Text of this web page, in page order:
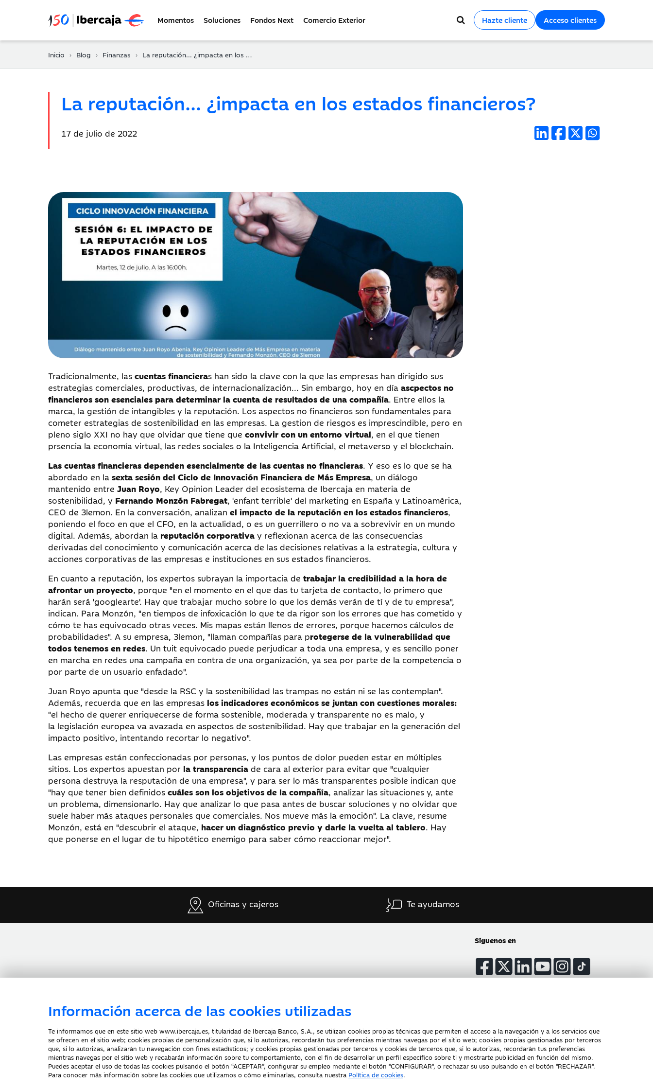
Momentos Soluciones Fondos Next Comercio Exterior Hazte cliente Acceso clientes
Inicio Blog Finanzas La reputación... ¿impacta en los estados financieros?
La reputación... ¿impacta en los estados financieros?
Fecha
17 de julio de 2022
Tradicionalmente, las cuentas financieras han sido la clave con la que las empresas han dirigido sus
estrategias comerciales, productivas, de internacionalización... Sin embargo, hoy en día ascpectos no
financieros son esenciales para determinar la cuenta de resultados de una compañía. Entre ellos la
marca, la gestión de intangibles y la reputación. Los aspectos no financieros son fundamentales para
cometer estrategias de sostenibilidad en las empresas. La gestion de riesgos es imprescindible, pero en
pleno siglo XXI no hay que olvidar que tiene que convivir con un entorno virtual, en el que tienen
prsencia la economía virtual, las redes sociales o la Inteligencia Artificial, el metaverso y el blockchain.
Las cuentas financieras dependen esencialmente de las cuentas no financieras. Y eso es lo que se ha
abordado en la sexta sesión del Ciclo de Innovación Financiera de Más Empresa, un diálogo
mantenido entre Juan Royo, Key Opinion Leader del ecosistema de Ibercaja en materia de
sostenibilidad, y Fernando Monzón Fabregat, 'enfant terrible' del marketing en España y Latinoamérica,
CEO de 3lemon. En la conversación, analizan el impacto de la reputación en los estados financieros,
poniendo el foco en que el CFO, en la actualidad, o es un guerrillero o no va a sobrevivir en un mundo
digital. Además, abordan la reputación corporativa y reflexionan acerca de las consecuencias
derivadas del conocimiento y comunicación acerca de las decisiones relativas a la estrategia, cultura y
acciones corporativas de las empresas e instituciones en sus estados financieros.
En cuanto a reputación, los expertos subrayan la importacia de trabajar la credibilidad a la hora de
afrontar un proyecto, porque "en el momento en el que das tu tarjeta de contacto, lo primero que
harán será 'googlearte'. Hay que trabajar mucho sobre lo que los demás verán de tí y de tu empresa",
indican. Para Monzón, "en tiempos de infoxicación lo que te da rigor son los errores que has cometido y
cómo te has equivocado otras veces. Mis mapas están llenos de errores, porque hacemos cálculos de
probabilidades". A su empresa, 3lemon, "llaman compañías para protegerse de la vulnerabilidad que
todos tenemos en redes. Un tuit equivocado puede perjudicar a toda una empresa, y es sencillo poner
en marcha en redes una campaña en contra de una organización, ya sea por parte de la competencia o
por parte de un usuario enfadado".
Juan Royo apunta que "desde la RSC y la sostenibilidad las trampas no están ni se las contemplan".
Además, recuerda que en las empresas los indicadores económicos se juntan con cuestiones morales:
"el hecho de querer enriquecerse de forma sostenible, moderada y transparente no es malo, y
la legislación europea va avazada en aspectos de sostenibilidad. Hay que trabajar en la generación del
impacto positivo, intentando recortar lo negativo".
Las empresas están confeccionadas por personas, y los puntos de dolor pueden estar en múltiples
sitios. Los expertos apuestan por la transparencia de cara al exterior para evitar que "cualquier
persona destruya la resputación de una empresa", y para ser lo más transparentes posible indican que
"hay que tener bien definidos cuáles son los objetivos de la compañía, analizar las situaciones y, ante
un problema, dimensionarlo. Hay que analizar lo que pasa antes de buscar soluciones y no olvidar que
suele haber más ataques personales que comerciales. Nos mueve más la emoción". La clave, resume
Monzón, está en "descubrir el ataque, hacer un diagnóstico previo y darle la vuelta al tablero. Hay
que ponerse en el lugar de tu hipotético enemigo para saber cómo reaccionar mejor".
Información acerca de las cookies utilizadas
Te informamos que en este sitio web www.ibercaja.es, titularidad de Ibercaja Banco, S.A., se utilizan cookies propias técnicas que permiten el acceso a la navegación y a los servicios que
se ofrecen en el sitio web; cookies propias de personalización que, si lo autorizas, recordarán tus preferencias mientras navegas por el sitio web; cookies propias gestionadas por terceros
que, si lo autorizas, analizarán tu navegación con fines estadísticos; y cookies propias gestionadas por terceros y cookies de terceros que, si lo autorizas, recordarán tus preferencias
mientras navegas por el sitio web y recabarán información sobre tu comportamiento, con el fin de desarrollar un perfil específico sobre ti y mostrarte publicidad en función del mismo.
Puedes aceptar el uso de todas las cookies pulsando el botón “ACEPTAR”, configurar su empleo mediante el botón "CONFIGURAR", o rechazar su uso pulsando en el botón "RECHAZAR".
Para conocer más información sobre las cookies que utilizamos o cómo eliminarlas, consulta nuestra Política de cookies.
Oficinas y cajeros Te ayudamos
Síguenos en
Documentación a clientes Aviso Legal Protección datos personales Tarifas y Cotizaciones Tablón de Anuncios
Política de cookies
Declaración de accesibilidad